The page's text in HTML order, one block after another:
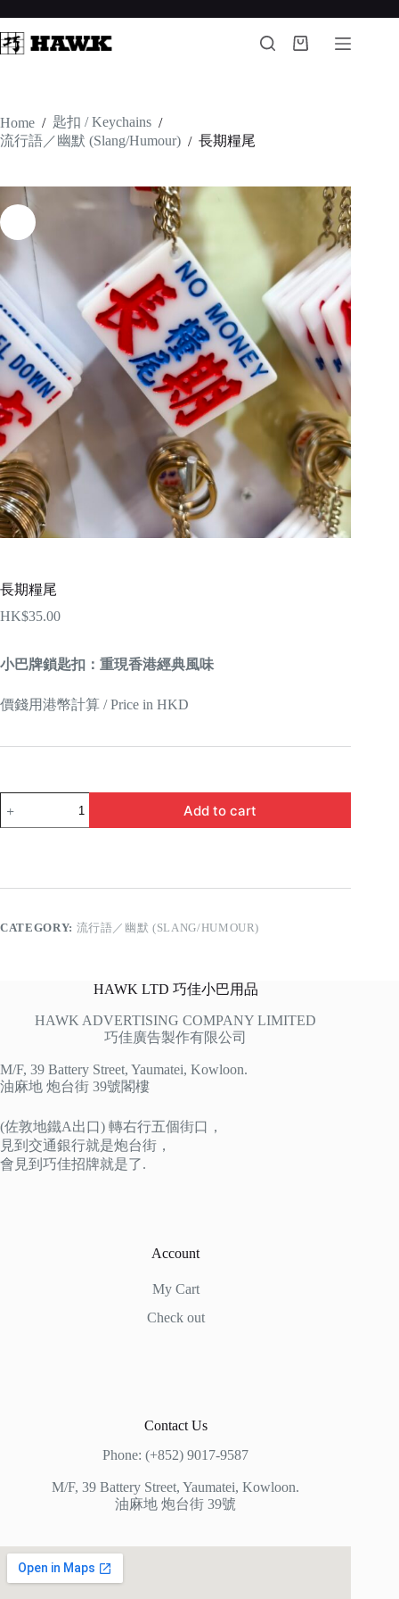
to
content
Shopping
Home / 匙扣 / Keychains /
流行語／幽默 (Slang/Humour) / 長期糧尾
長期糧尾
HK$35.00
小巴牌鎖匙扣：重現香港經典風味
價錢用港幣計算 / Price in HKD
期
Add to cart
CATEGORY: 流行語／幽默 (SLANG/HUMOUR)
HAWK LTD 巧佳小巴用品
HAWK ADVERTISING COMPANY LIMITED
巧佳廣告製作有限公司
M/F, 39 Battery Street, Yaumatei, Kowloon.
油麻地 炮台街 39號閣樓
(佐敦地鐵A出口) 轉右行五個街口，
見到交通銀行就是炮台街，
會見到巧佳招牌就是了.
Account
My Cart
Check out
Contact Us
Phone: (+852) 9017-9587
M/F, 39 Battery Street, Yaumatei, Kowloon.
油麻地 炮台街 39號